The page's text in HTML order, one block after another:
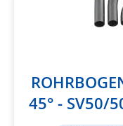
45° - SV50/